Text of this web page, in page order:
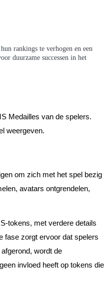
rankings te verhogen en een
duurzame successen in het
Medailles van de spelers.
weergeven.
om zich met het spel bezig
avatars ontgrendelen,
tokens, met verdere details
fase zorgt ervoor dat spelers
wordt de
invloed heeft op tokens die